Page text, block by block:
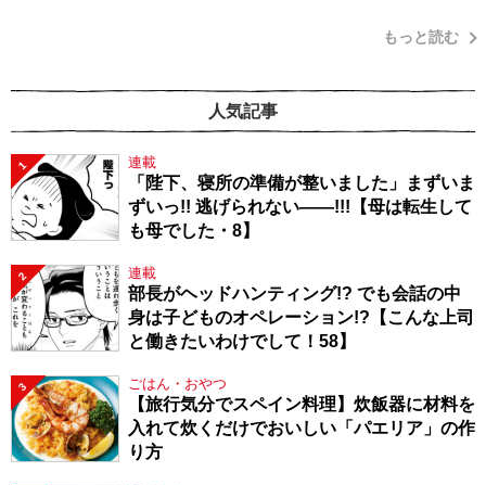
もっと読む
人気記事
1 連載
「陛下、寝所の準備が整いました」まずいま
ずいっ!! 逃げられない――!!!【母は転生して
も母でした・8】
2 連載
部長がヘッドハンティング!? でも会話の中
身は子どものオペレーション!?【こんな上司
と働きたいわけでして！58】
3 ごはん・おやつ
【旅行気分でスペイン料理】炊飯器に材料を
入れて炊くだけでおいしい「パエリア」の作
り方